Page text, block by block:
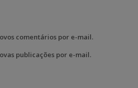
comentários por e-mail.
publicações por e-mail.